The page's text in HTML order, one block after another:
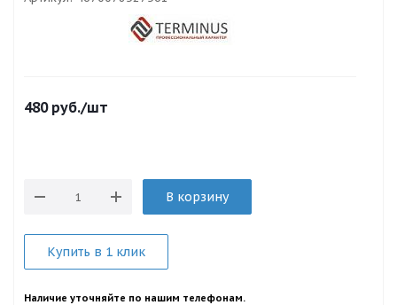
480руб./шт
В корзину
Купить в 1 клик
Наличие уточняйте по нашим телефонам.